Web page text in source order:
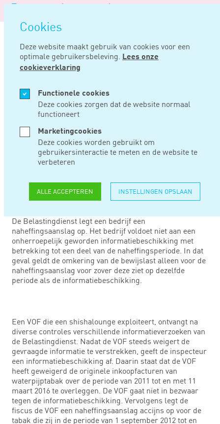
overslaan
Cookies
Deze website maakt gebruik van cookies voor een
optimale gebruikersbeleving. Lees onze
cookieverklaring
Functionele cookies
Deze cookies zorgen dat de website normaal
functioneert
Marketingcookies
Deze cookies worden gebruikt om
gebruikersinteractie te meten en de website te
verbeteren
ALLE ACCEPTEREN INSTELLINGEN OPSLAAN
Logo
Noord
Negentig
Home Nieuws
SEP 14, 2022
OMKERING
BEWIJSLAST GELDT
NIET VOOR HELE
De Belastingdienst legt een bedrijf een
naheffingsaanslag op. Het bedrijf voldoet niet aan een
onherroepelijk geworden informatiebeschikking met
betrekking tot een deel van de naheffingsperiode. In dat
geval geldt de omkering van de bewijslast alleen voor de
naheffingsaanslag voor zover deze ziet op dezelfde
periode als de informatiebeschikking.
Een VOF die een shishalounge exploiteert, ontvangt na
diverse controles verschillende informatieverzoeken van
de Belastingdienst. Nadat de VOF steeds weigert de
gevraagde informatie te verstrekken, geeft de inspecteur
een informatiebeschikking af. Daarin staat dat de VOF
heeft geweigerd de originele inkoopfacturen van
waterpijptabak over de periode van 2011 tot en met 11
maart 2016 te overleggen. De VOF gaat niet in bezwaar
tegen de informatiebeschikking. Vervolgens legt de
fiscus de VOF een naheffingsaanslag accijns op voor de
tabak die zij in de periode van 1 september 2012 tot en